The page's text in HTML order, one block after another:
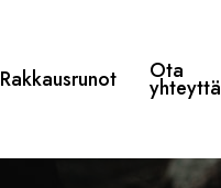
Rakkausrunot Ota
yhteyttä